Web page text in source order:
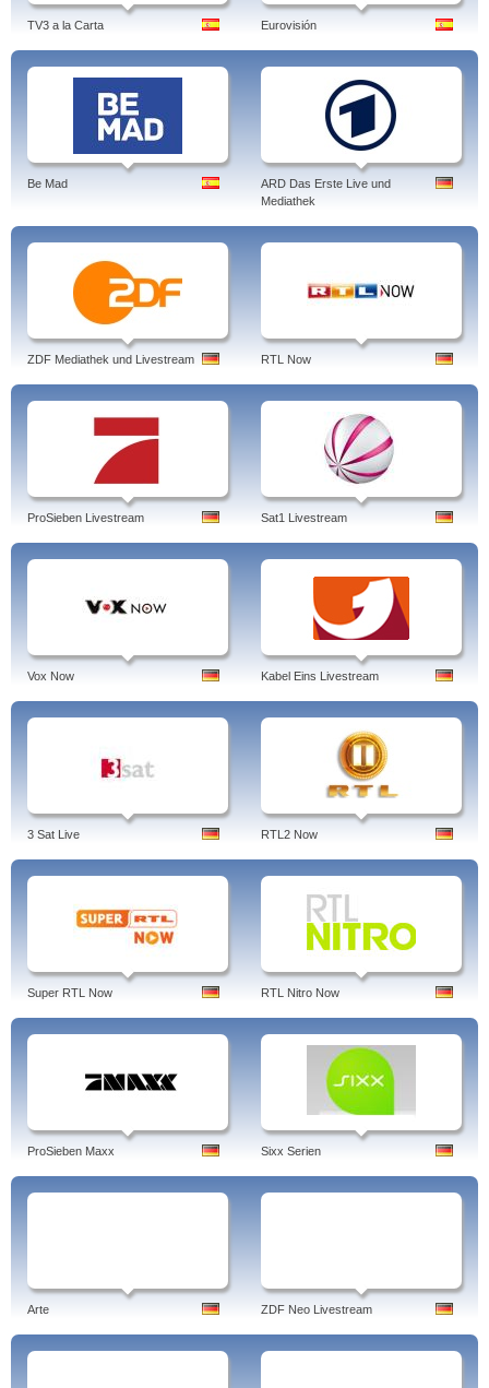
TV3 a la Carta Eurovisión
Be Mad
ARD Das Erste Live und
Mediathek
ZDF Mediathek und Livestream RTL Now
ProSieben Livestream Sat1 Livestream
Vox Now Kabel Eins Livestream
3 Sat Live RTL2 Now
Super RTL Now RTL Nitro Now
ProSieben Maxx Sixx Serien
Arte ZDF Neo Livestream